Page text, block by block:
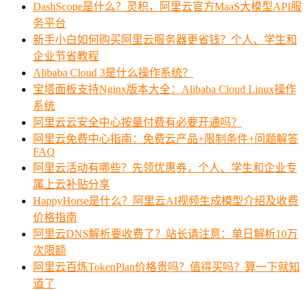
DashScope是什么？灵积，阿里云官方MaaS大模型API服
务平台
新手小白如何购买阿里云服务器更省钱？个人、学生和
企业节省教程
Alibaba Cloud 3是什么操作系统？
宝塔面板支持Nginx版本大全：Alibaba Cloud Linux操作
系统
阿里云云安全中心按量付费有必要开通吗？
阿里云免费中心指南：免费云产品+限制条件+问题解答
FAQ
阿里云活动有哪些？先领优惠券，个人、学生和企业专
属上云补贴分享
HappyHorse是什么？阿里云AI视频生成模型介绍及收费
价格指南
阿里云DNS解析要收费了？站长请注意：单日解析10万
次限额
阿里云百炼TokenPlan价格贵吗？值得买吗？算一下就知
道了